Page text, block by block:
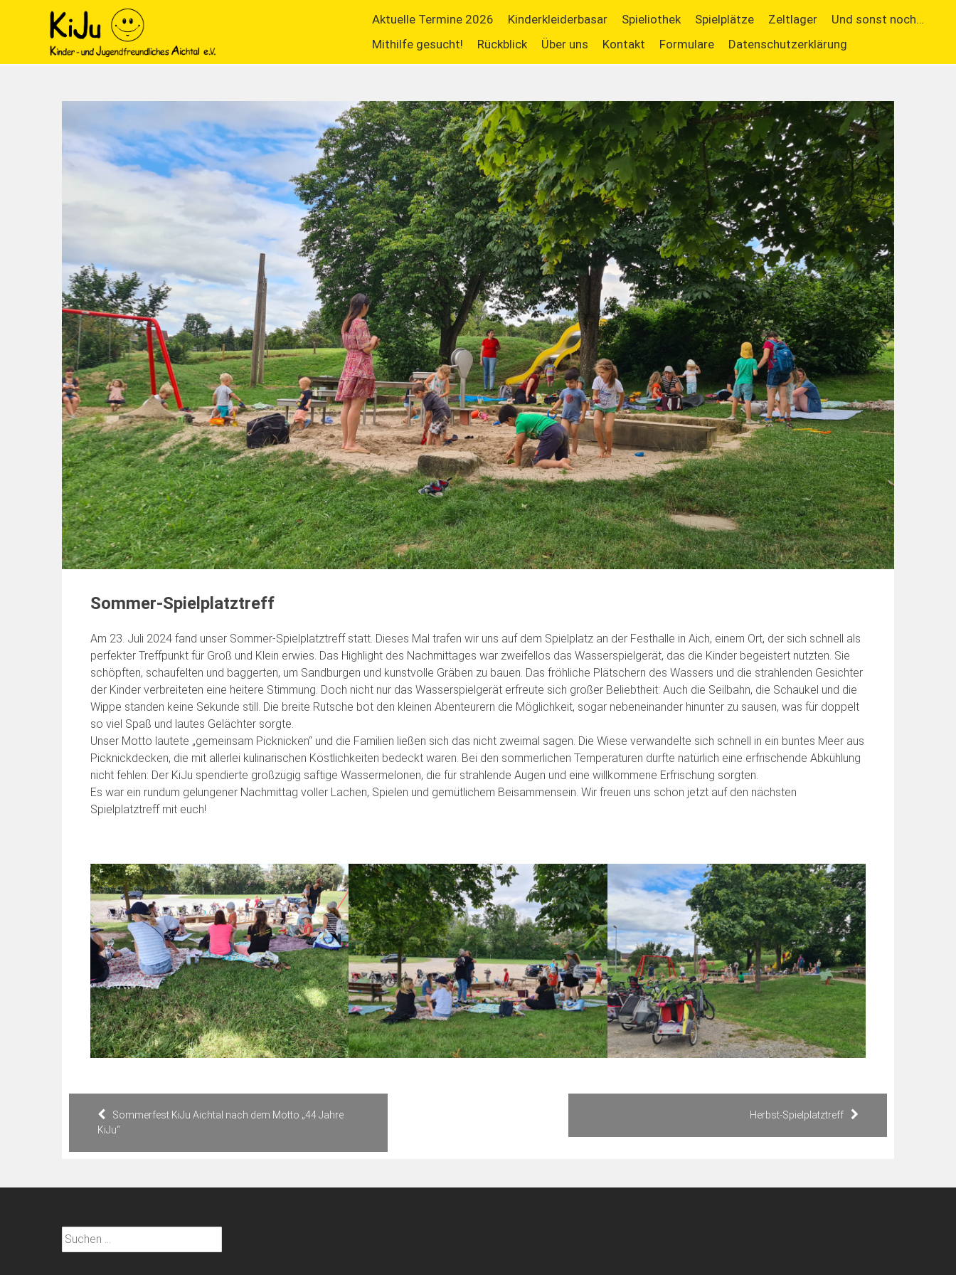
Aktuelle Termine 2026 Kinderkleiderbasar Spieliothek Spielplätze Zeltlager
Und sonst noch…
Mithilfe gesucht!
Rückblick Über uns Kontakt Formulare Datenschutzerklärung
Sommer-Spielplatztreff
Am 23. Juli 2024 fand unser Sommer-Spielplatztreff statt. Dieses Mal trafen wir uns auf dem Spielplatz an der Festhalle in Aich, einem Ort, der sich schnell als
perfekter Treffpunkt für Groß und Klein erwies. Das Highlight des Nachmittages war zweifellos das Wasserspielgerät, das die Kinder begeistert nutzten. Sie
schöpften, schaufelten und baggerten, um Sandburgen und kunstvolle Gräben zu bauen. Das fröhliche Plätschern des Wassers und die strahlenden Gesichter
der Kinder verbreiteten eine heitere Stimmung. Doch nicht nur das Wasserspielgerät erfreute sich großer Beliebtheit: Auch die Seilbahn, die Schaukel und die
Wippe standen keine Sekunde still. Die breite Rutsche bot den kleinen Abenteurern die Möglichkeit, sogar nebeneinander hinunter zu sausen, was für doppelt
so viel Spaß und lautes Gelächter sorgte.
Unser Motto lautete „gemeinsam Picknicken“ und die Familien ließen sich das nicht zweimal sagen. Die Wiese verwandelte sich schnell in ein buntes Meer aus
Picknickdecken, die mit allerlei kulinarischen Köstlichkeiten bedeckt waren. Bei den sommerlichen Temperaturen durfte natürlich eine erfrischende Abkühlung
nicht fehlen: Der KiJu spendierte großzügig saftige Wassermelonen, die für strahlende Augen und eine willkommene Erfrischung sorgten.
Es war ein rundum gelungener Nachmittag voller Lachen, Spielen und gemütlichem Beisammensein. Wir freuen uns schon jetzt auf den nächsten
Spielplatztreff mit euch!
Beitragsnavigation
Sommerfest KiJu Aichtal nach dem Motto „44 Jahre
KiJu“
Herbst-Spielplatztreff
Suchen
nach: